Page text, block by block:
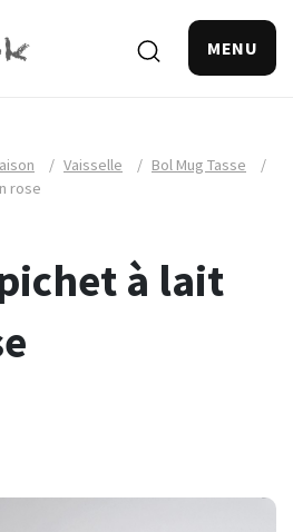
MENU
/ Vaisselle / Bol Mug Tasse
/
rose
à lait